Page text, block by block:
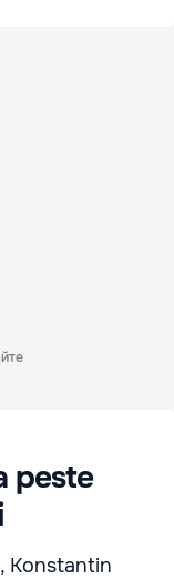
peste
Konstantin